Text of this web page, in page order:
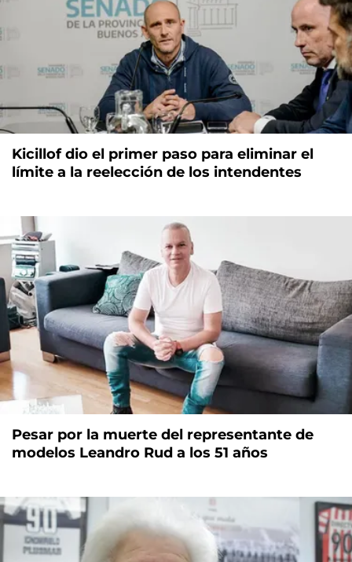
Kicillof dio el primer paso para eliminar el
límite a la reelección de los intendentes
Pesar por la muerte del representante de
modelos Leandro Rud a los 51 años